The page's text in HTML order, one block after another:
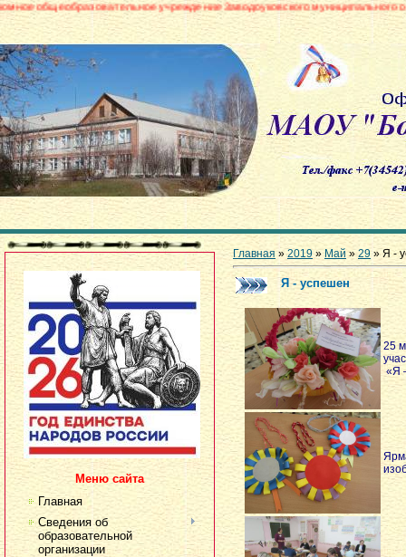
учреждение Заводоуковского муниципального округа
Меню сайта
Главная
Сведения об
образовательной
организации
Главная »2019 » Май » 29 » Я -
Я - успешен
25
«Я